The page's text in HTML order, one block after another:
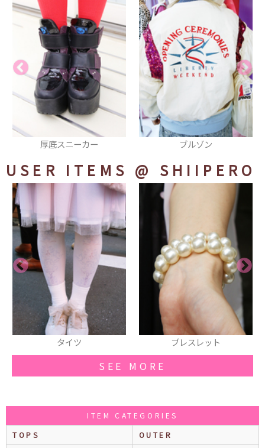
ブルゾン ガスマスク
USER ITEMS @ SHIIPERO
SEE MORE
ITEM CATEGORIES
TOPS
OUTER